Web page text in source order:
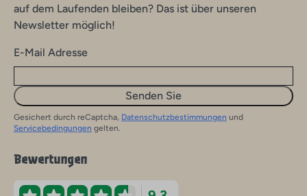
auf dem Laufenden bleiben? Das ist über unseren
Newsletter möglich!
E-Mail Adresse
Senden Sie
Gesichert durch reCaptcha, Datenschutzbestimmungen und
Servicebedingungen gelten.
Bewertungen